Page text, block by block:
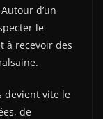
d’un
le
à recevoir des
devient vite le
de